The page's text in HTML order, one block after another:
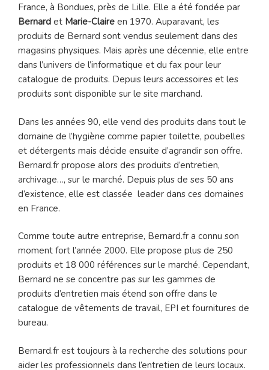
France, à Bondues, près de Lille. Elle a été fondée par
Bernard et Marie-Claire en 1970. Auparavant, les
produits de Bernard sont vendus seulement dans des
magasins physiques. Mais après une décennie, elle entre
dans l’univers de l’informatique et du fax pour leur
catalogue de produits. Depuis leurs accessoires et les
produits sont disponible sur le site marchand.
Dans les années 90, elle vend des produits dans tout le
domaine de l’hygiène comme papier toilette, poubelles
et détergents mais décide ensuite d’agrandir son offre.
Bernard.fr propose alors des produits d’entretien,
archivage…, sur le marché. Depuis plus de ses 50 ans
d’existence, elle est classée leader dans ces domaines
en France.
Comme toute autre entreprise, Bernard.fr a connu son
moment fort l’année 2000. Elle propose plus de 250
produits et 18 000 références sur le marché. Cependant,
Bernard ne se concentre pas sur les gammes de
produits d’entretien mais étend son offre dans le
catalogue de vêtements de travail, EPI et fournitures de
bureau.
Bernard.fr est toujours à la recherche des solutions pour
aider les professionnels dans l’entretien de leurs locaux.